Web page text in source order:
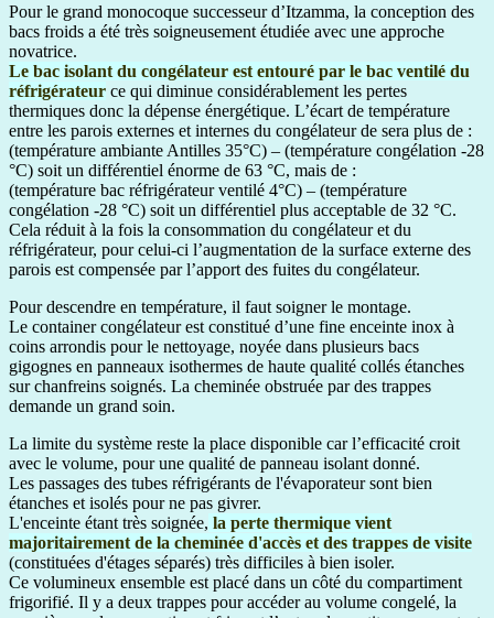
Pour le grand monocoque successeur d’Itzamma, la conception des
bacs froids a été très soigneusement étudiée avec une approche
novatrice.
Le bac isolant du congélateur est entouré par le bac ventilé du
réfrigérateur ce qui diminue considérablement les pertes
thermiques donc la dépense énergétique. L’écart de température
entre les parois externes et internes du congélateur de sera plus de :
(température ambiante Antilles 35°C) – (température congélation -28
°C) soit un différentiel énorme de 63 °C, mais de :
(température bac réfrigérateur ventilé 4°C) – (température
congélation -28 °C) soit un différentiel plus acceptable de 32 °C.
Cela réduit à la fois la consommation du congélateur et du
réfrigérateur, pour celui-ci l’augmentation de la surface externe des
parois est compensée par l’apport des fuites du congélateur.
Pour descendre en température, il faut soigner le montage.
Le container congélateur est constitué d’une fine enceinte inox à
coins arrondis pour le nettoyage, noyée dans plusieurs bacs
gigognes en panneaux isothermes de haute qualité collés étanches
sur chanfreins soignés. La cheminée obstruée par des trappes
demande un grand soin.
La limite du système reste la place disponible car l’efficacité croit
avec le volume, pour une qualité de panneau isolant donné.
Les passages des tubes réfrigérants de l'évaporateur sont bien
étanches et isolés pour ne pas givrer.
L'enceinte étant très soignée, la perte thermique vient
majoritairement de la cheminée d'accès et des trappes de visite
(constituées d'étages séparés) très difficiles à bien isoler.
Ce volumineux ensemble est placé dans un côté du compartiment
frigorifié. Il y a deux trappes pour accéder au volume congelé, la